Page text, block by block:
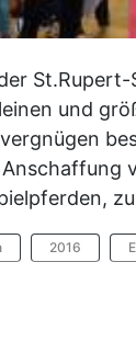
St.Rupert-
und
2016